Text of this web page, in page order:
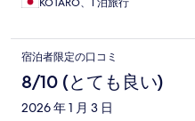
KOTARO、1 泊旅行
宿泊者限定の口コミ
8/10 (とても良い)
2026 年 1 月 3 日